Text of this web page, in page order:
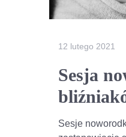
12 lutego 2021
Sesja
Sesje